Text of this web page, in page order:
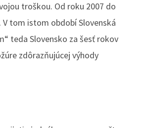
troškou. Od roku 2007 do
tom istom období Slovenská
teda Slovensko za šesť rokov
zdôrazňujúcej výhody